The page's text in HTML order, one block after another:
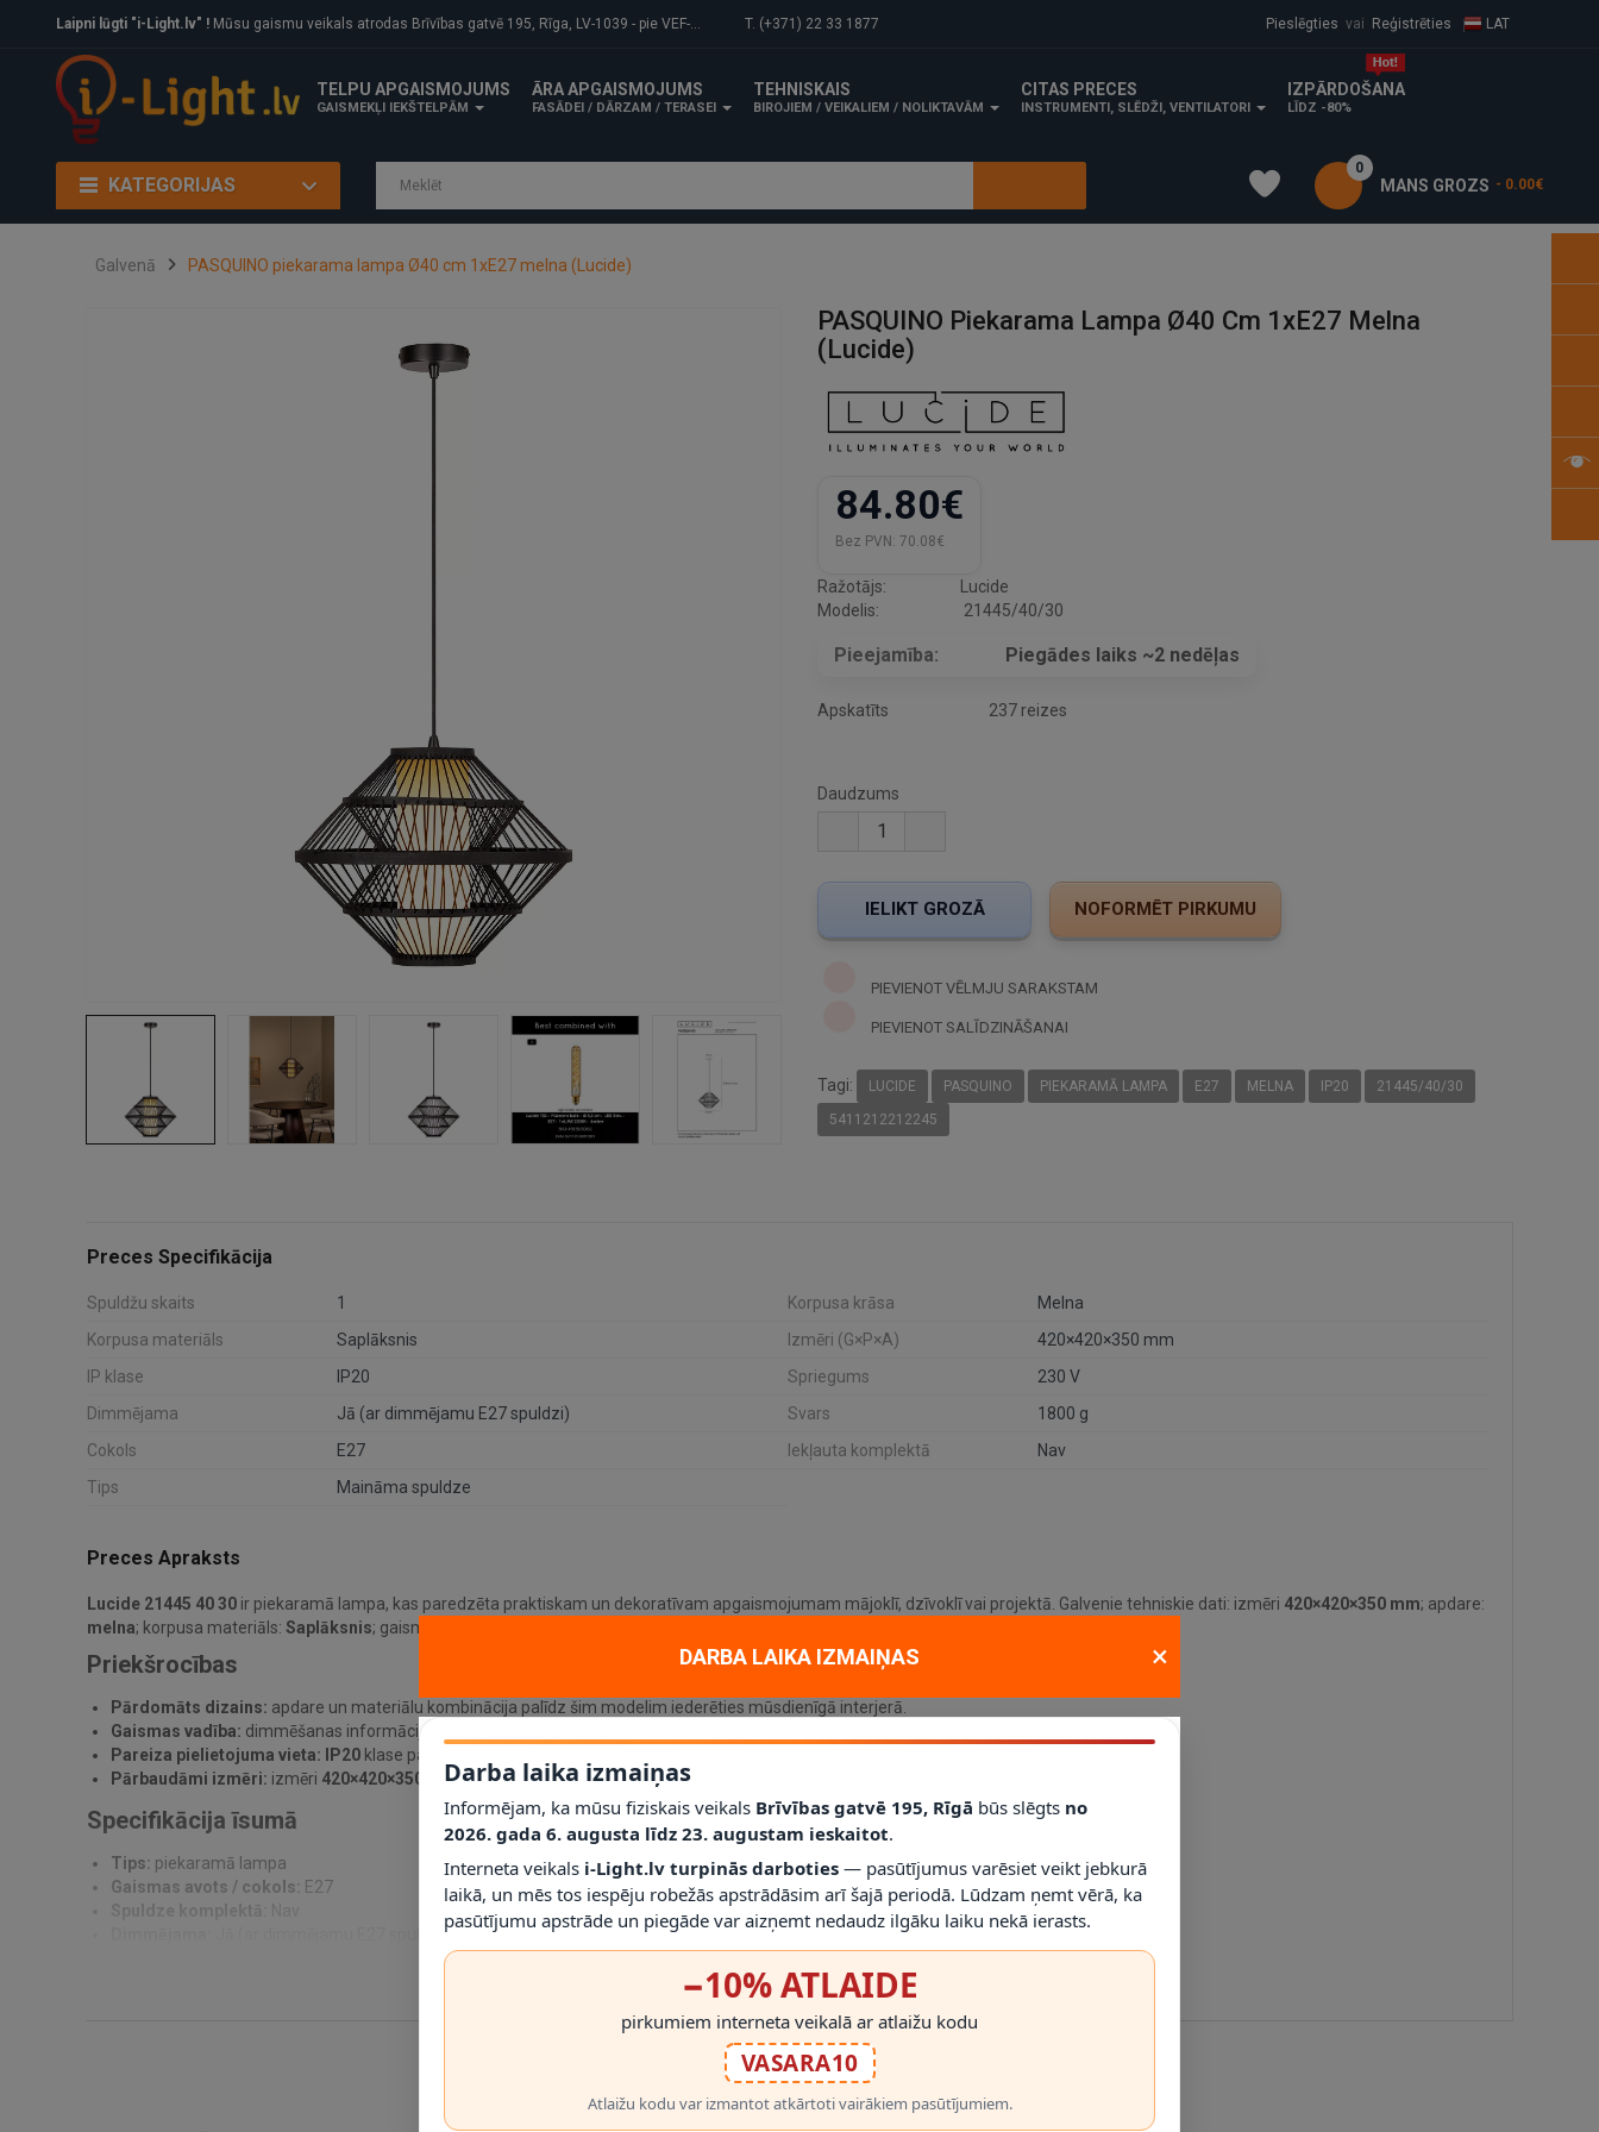
Laipni lūgti "i-Light.lv" ! Mūsu gaismu veikals atrodas Brīvības gatvē 195, Rīga, LV-1039 - pie VEF-Gaisa tilta. T. (+371) 22 33 1877 Pieslēgties vai Reģistrēties LAT
TELPU APGAISMOJUMS
GAISMEKĻI IEKŠTELPĀM
ĀRA APGAISMOJUMS
FASĀDEI / DĀRZAM / TERASEI
TEHNISKAIS
BIROJIEM / VEIKALIEM / NOLIKTAVĀM
CITAS PRECES
INSTRUMENTI, SLĒDŽI, VENTILATORI
IZPĀRDOŠANA
LĪDZ -80%
KATEGORIJAS MANS GROZS
0
- 0.00€
Galvenā PASQUINO piekarama lampa Ø40 cm 1xE27 melna (Lucide)
PASQUINO Piekarama Lampa Ø40 Cm 1xE27 Melna
(Lucide)
84.80€
Bez PVN: 70.08€
Ražotājs:
Lucide
Modelis:
21445/40/30
Pieejamība: Piegādes laiks ~2 nedēļas
Apskatīts 237 reizes
Daudzums
PIEVIENOT VĒLMJU SARAKSTAM
PIEVIENOT SALĪDZINĀŠANAI
Tagi: LUCIDE PASQUINO PIEKARAMĀ LAMPA E27 MELNA IP20
21445/40/30
5411212212245
Preces Specifikācija
Spuldžu skaits 1 Korpusa krāsa
Melna
Korpusa materiāls
Saplāksnis Izmēri (G×P×A)
420×420×350 mm
IP klase
IP20 Spriegums
230 V
Dimmējama
Jā (ar dimmējamu E27 spuldzi) Svars
1800 g
Cokols
E27 Iekļauta komplektā
Nav
Tips
Maināma spuldze
Preces Apraksts
Lucide 21445 40 30 ir piekaramā lampa, kas paredzēta praktiskam un dekoratīvam apgaismojumam mājoklī, dzīvoklī vai projektā. Galvenie tehniskie dati: izmēri 420×420×350 mm; apdare:
melna; korpusa materiāls: Saplāksnis; gaismas avots / cokols
Priekšrocības
Pārdomāts dizains: apdare un materiālu kombinācija palīdz šim modelim iederēties mūsdienīgā interjerā.
Gaismas vadība: dimmēšanas informācija norādīta kā
Pareiza pielietojuma vieta:
IP20 klase palīdz noteikt, kur gaismekli drīkst droši izmantot.
Pārbaudāmi izmēri: izmēri 420×420×350 mmļauj pirms montāžas novērtēt proporcijas un novietojumu.
Specifikācija īsumā
Tips: piekaramā lampa
Gaismas avots / cokols: E27
Jā (ar dimmējamu E27 spuldzi)
RĀDĪT VAIRĀK
DARBA LAIKA IZMAIŅAS ×
Darba laika izmaiņas
Informējam, ka mūsu fiziskais veikals Brīvības gatvē 195, Rīgā būs slēgts no
2026. gada 6. augusta līdz 23. augustam ieskaitot.
Interneta veikals i-Light.lv turpinās darboties — pasūtījumus varēsiet veikt jebkurā
laikā, un mēs tos iespēju robežās apstrādāsim arī šajā periodā. Lūdzam ņemt vērā, ka
pasūtījumu apstrāde un piegāde var aizņemt nedaudz ilgāku laiku nekā ierasts.
−10% ATLAIDE
pirkumiem interneta veikalā ar atlaižu kodu
VASARA10
Atlaižu kodu var izmantot atkārtoti vairākiem pasūtījumiem.